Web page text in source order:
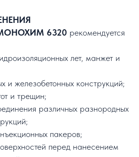
6320 рекомендуется
лет, манжет и
и железобетонных конструкций;
и трещин;
различных разнородных
пакеров;
перед нанесением